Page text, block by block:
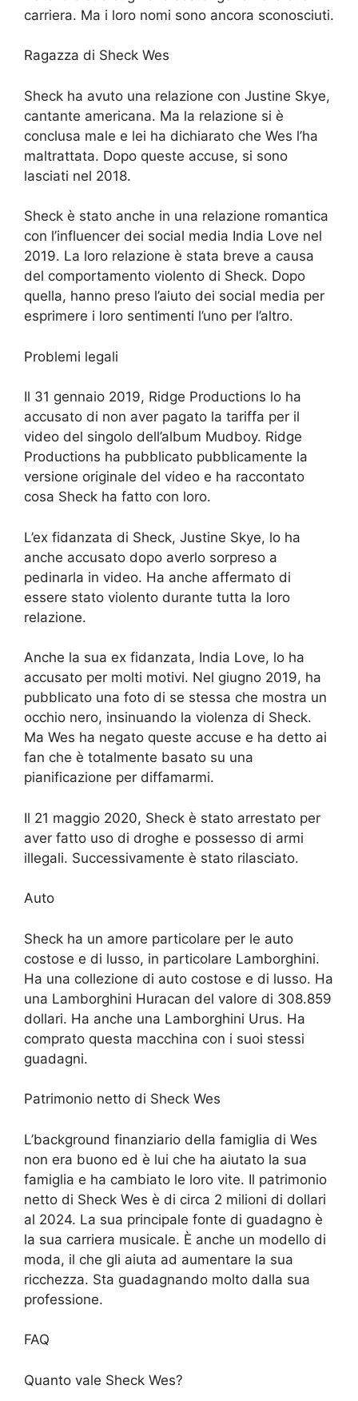
carriera. Ma i loro nomi sono ancora sconosciuti.
Ragazza di Sheck Wes
Sheck ha avuto una relazione con Justine Skye,
cantante americana. Ma la relazione si è
conclusa male e lei ha dichiarato che Wes l’ha
maltrattata. Dopo queste accuse, si sono
lasciati nel 2018.
Sheck è stato anche in una relazione romantica
con l’influencer dei social media India Love nel
2019. La loro relazione è stata breve a causa
del comportamento violento di Sheck. Dopo
quella, hanno preso l’aiuto dei social media per
esprimere i loro sentimenti l’uno per l’altro.
Problemi legali
Il 31 gennaio 2019, Ridge Productions lo ha
accusato di non aver pagato la tariffa per il
video del singolo dell’album Mudboy. Ridge
Productions ha pubblicato pubblicamente la
versione originale del video e ha raccontato
cosa Sheck ha fatto con loro.
L’ex fidanzata di Sheck, Justine Skye, lo ha
anche accusato dopo averlo sorpreso a
pedinarla in video. Ha anche affermato di
essere stato violento durante tutta la loro
relazione.
Anche la sua ex fidanzata, India Love, lo ha
accusato per molti motivi. Nel giugno 2019, ha
pubblicato una foto di se stessa che mostra un
occhio nero, insinuando la violenza di Sheck.
Ma Wes ha negato queste accuse e ha detto ai
fan che è totalmente basato su una
pianificazione per diffamarmi.
Il 21 maggio 2020, Sheck è stato arrestato per
aver fatto uso di droghe e possesso di armi
illegali. Successivamente è stato rilasciato.
Auto
Sheck ha un amore particolare per le auto
costose e di lusso, in particolare Lamborghini.
Ha una collezione di auto costose e di lusso. Ha
una Lamborghini Huracan del valore di 308.859
dollari. Ha anche una Lamborghini Urus. Ha
comprato questa macchina con i suoi stessi
guadagni.
Patrimonio netto di Sheck Wes
L’background finanziario della famiglia di Wes
non era buono ed è lui che ha aiutato la sua
famiglia e ha cambiato le loro vite. Il patrimonio
netto di Sheck Wes è di circa 2 milioni di dollari
al 2024. La sua principale fonte di guadagno è
la sua carriera musicale. È anche un modello di
moda, il che gli aiuta ad aumentare la sua
ricchezza. Sta guadagnando molto dalla sua
professione.
FAQ
Quanto vale Sheck Wes?